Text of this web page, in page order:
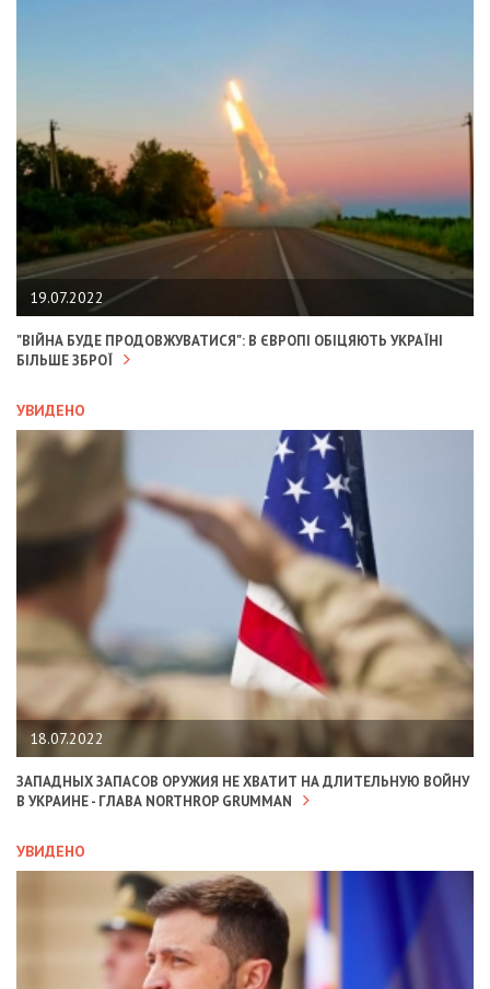
19.07.2022
"ВІЙНА БУДЕ ПРОДОВЖУВАТИСЯ": В ЄВРОПІ ОБІЦЯЮТЬ УКРАЇНІ
БІЛЬШЕ ЗБРОЇ
УВИДЕНО
18.07.2022
ЗАПАДНЫХ ЗАПАСОВ ОРУЖИЯ НЕ ХВАТИТ НА ДЛИТЕЛЬНУЮ ВОЙНУ
В УКРАИНЕ - ГЛАВА NORTHROP GRUMMAN
УВИДЕНО